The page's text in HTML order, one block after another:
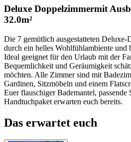
Deluxe Doppelzimmermit
32.0m²
Die 7 gemütlich ausgestatteten Deluxe-
durch ein helles Wohlfühlambiente und
Ideal geeignet für den Urlaub mit der
Bequemlichkeit und Geräumigkeit
möchten. Alle Zimmer sind mit
Gardinen, Sitzmöbeln und einem
Euer flauschiger Bademantel,
Handtuchpaket erwarten euch bereits.
Das erwartet euch